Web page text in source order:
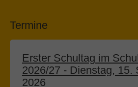
Termine
Erster Schultag im
2026/27 - Dienstag, 15.
2026